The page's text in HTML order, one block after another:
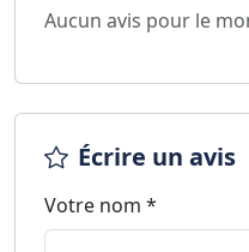
Aucun avis pour le
Écrire un avis
Votre nom *